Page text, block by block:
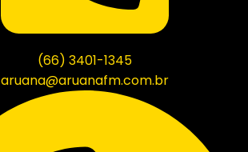
(66) 3401-1345
aruana@aruanafm.com.br